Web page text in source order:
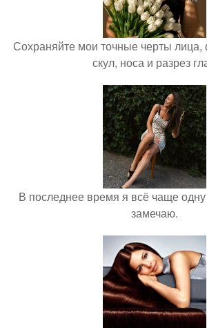
Сохраняйте мои точные черты
скул, носа и разрез
В последнее время я всё чаще
замечаю.